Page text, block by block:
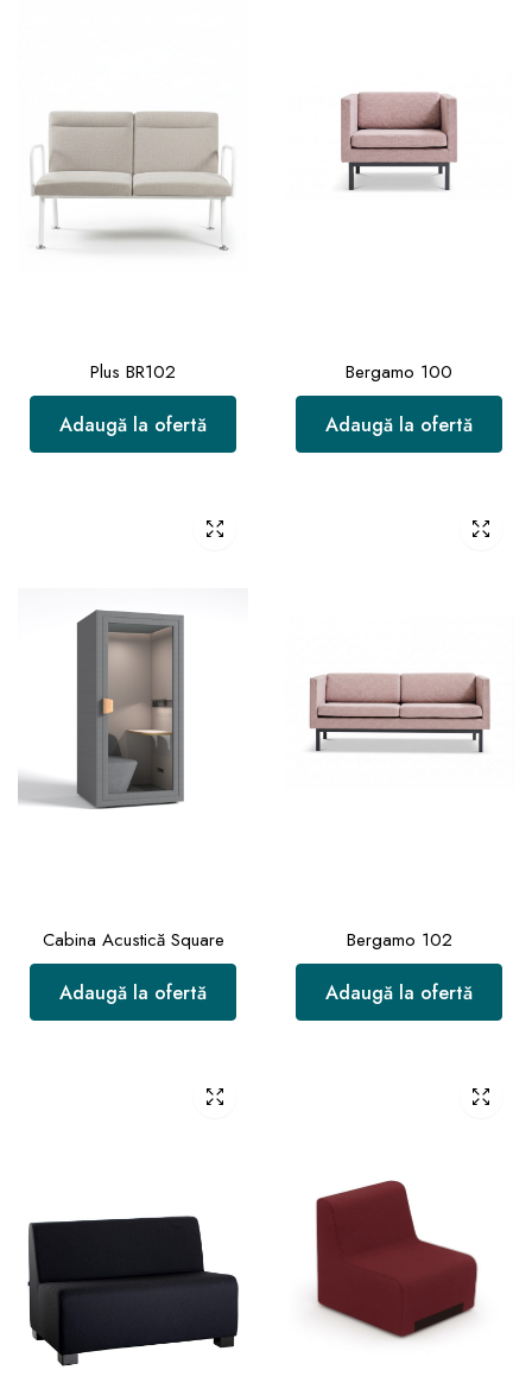
Plus BR102
Adaugă la ofertă
Bergamo 100
Adaugă la ofertă
Cabina Acustică Square
Adaugă la ofertă
Bergamo 102
Adaugă la ofertă